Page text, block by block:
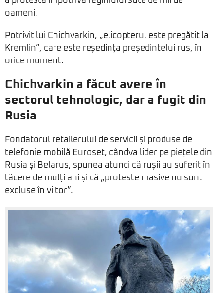
oameni.
Potrivit lui Chichvarkin, „elicopterul este pregătit la
Kremlin”, care este reședința președintelui rus, în
orice moment.
Chichvarkin a făcut avere în
sectorul tehnologic, dar a fugit din
Rusia
Fondatorul retailerului de servicii și produse de
telefonie mobilă Euroset, cândva lider pe piețele din
Rusia și Belarus, spunea atunci că rușii au suferit în
tăcere de mulți ani și că „proteste masive nu sunt
excluse în viitor”.